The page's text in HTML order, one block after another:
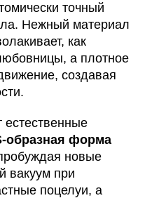
точный
Нежный материал
как
а плотное
создавая
естественные
образная форма
новые
вакуум при
поцелуи, а